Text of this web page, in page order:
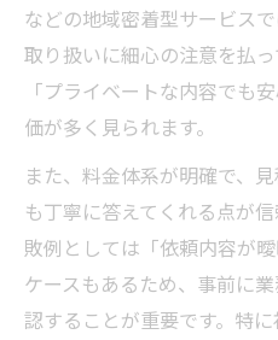
などの地域密着型サービス
取り扱いに細心の注意を払
「プライベートな内容でも
価が多く見られます。
また、料金体系が明確で、
も丁寧に答えてくれる点が
敗例としては「依頼内容が
ケースもあるため、事前に
認することが重要です。特